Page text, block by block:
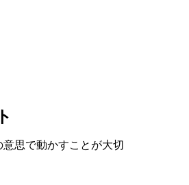
思で動かすことが大切